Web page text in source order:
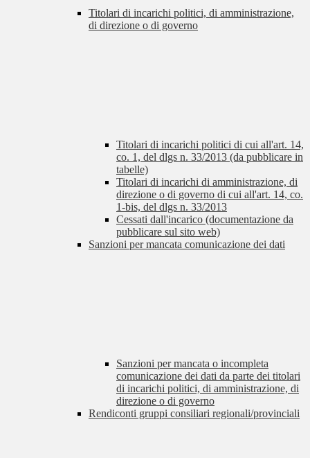
Titolari di incarichi politici, di amministrazione,
di direzione o di governo
Titolari di incarichi politici di cui all'art. 14,
co. 1, del dlgs n. 33/2013 (da pubblicare in
tabelle)
Titolari di incarichi di amministrazione, di
direzione o di governo di cui all'art. 14, co.
1-bis, del dlgs n. 33/2013
Cessati dall'incarico (documentazione da
pubblicare sul sito web)
Sanzioni per mancata comunicazione dei dati
Sanzioni per mancata o incompleta
comunicazione dei dati da parte dei titolari
di incarichi politici, di amministrazione, di
direzione o di governo
Rendiconti gruppi consiliari regionali/provinciali